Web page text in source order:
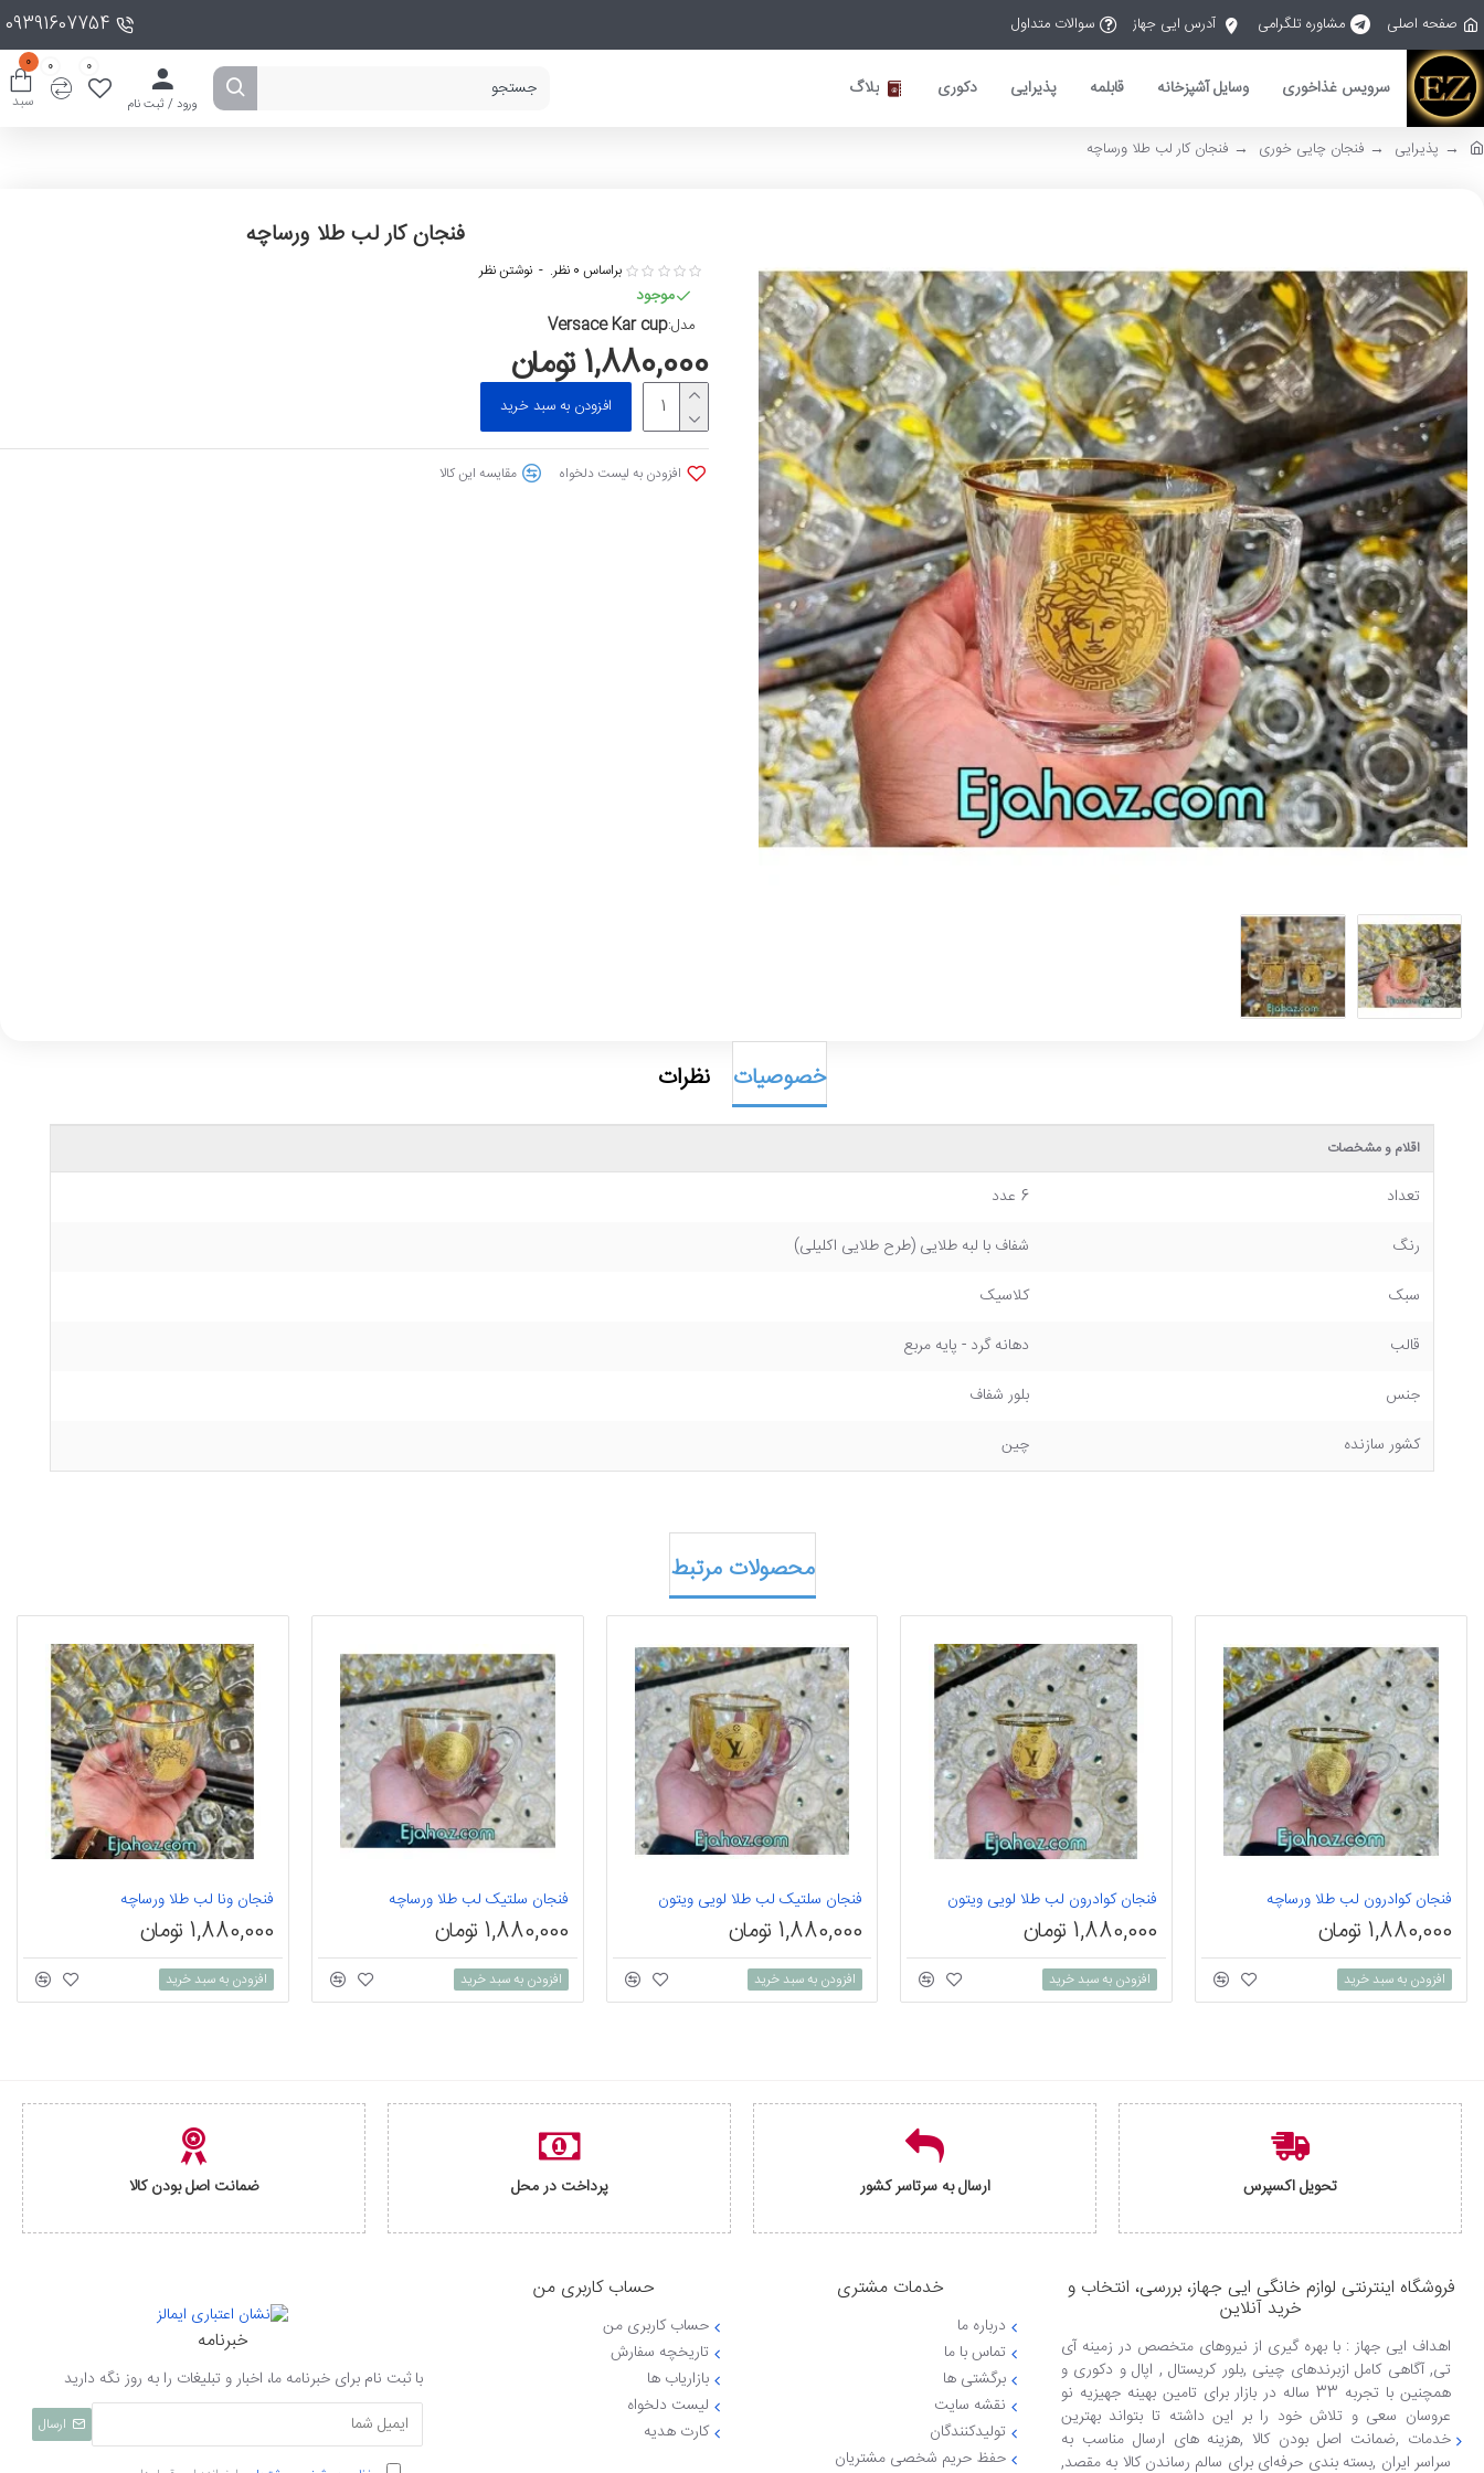
صفحه اصلی مشاوره تلگرامی آدرس ایی جهاز سوالات متداول 09391607754
سرویس غذاخوری وسایل آشپزخانه قابلمه پذیرایی دکوری بلاگ
ورود / ثبت نام
0
0
سبد
0
پذیرایی فنجان چایی خوری فنجان کار لب طلا ورساچه
فنجان کار لب طلا ورساچه
موجود
مدل:Versace Kar cup
براساس 0 نظر. - نوشتن نظر
1,880,000 تومان
افزودن به سبد خرید
افزودن به لیست دلخواه مقایسه این کالا
خصوصیات نظرات
اقلام و مشخصات
تعداد
6 عدد
رنگ
شفاف با لبه طلایی (طرح طلایی اکلیلی)
سبک
کلاسیک
قالب
دهانه گرد - پایه مربع
جنس
بلور شفاف
کشور سازنده
چین
محصولات مرتبط
فنجان کوادرون لب طلا ورساچه
1,880,000 تومان
افزودن به سبد خرید
فنجان کوادرون لب طلا لویی ویتون
1,880,000 تومان
افزودن به سبد خرید
فنجان سلتیک لب طلا لویی ویتون
1,880,000 تومان
افزودن به سبد خرید
فنجان سلتیک لب طلا ورساچه
1,880,000 تومان
افزودن به سبد خرید
فنجان ونا لب طلا ورساچه
1,880,000 تومان
افزودن به سبد خرید
تحویل اکسپرس ارسال به سرتاسر کشور پرداخت در محل ضمانت اصل بودن کالا
فروشگاه اینترنتی لوازم خانگی ایی جهاز، بررسی، انتخاب و
خرید آنلاین
اهداف ایی جهاز : با بهره گیری از نیروهای متخصص در زمینه آی
تی, آگاهی کامل ازبرندهای چینی ,بلور کریستال , اپال و دکوری و
همچنین با تجربه 33 ساله در بازار برای تامین بهینه جهیزیه نو
عروسان سعی و تلاش خود را بر این داشته تا بتواند بهترین
خدمات ,ضمانت اصل بودن کالا ,هزینه های ارسال مناسب به
سراسر ایران ,بسته بندی حرفه‌ای برای سالم رساندن کالا به مقصد,
خدمات مشتری
درباره ما
تماس با ما
برگشتی ها
نقشه سایت
تولیدکنندگان
حفظ حریم شخصی مشتریان
حساب کاربری من
حساب کاربری من
تاریخچه سفارش
بازاریاب ها
لیست دلخواه
کارت هدیه
خبرنامه
با ثبت نام برای خبرنامه ما، اخبار و تبلیغات را به روز نگه دارید
ارسال